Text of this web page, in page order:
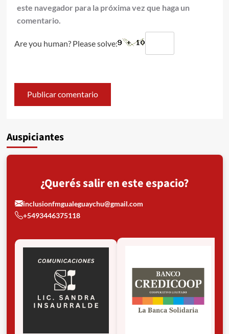
este navegador para la próxima vez que haga un
comentario.
Are you human? Please solve:
Auspiciantes
¿Querés salir en este espacio?
inclusionfmgualeguaychu@gmail.com
+5493446375118